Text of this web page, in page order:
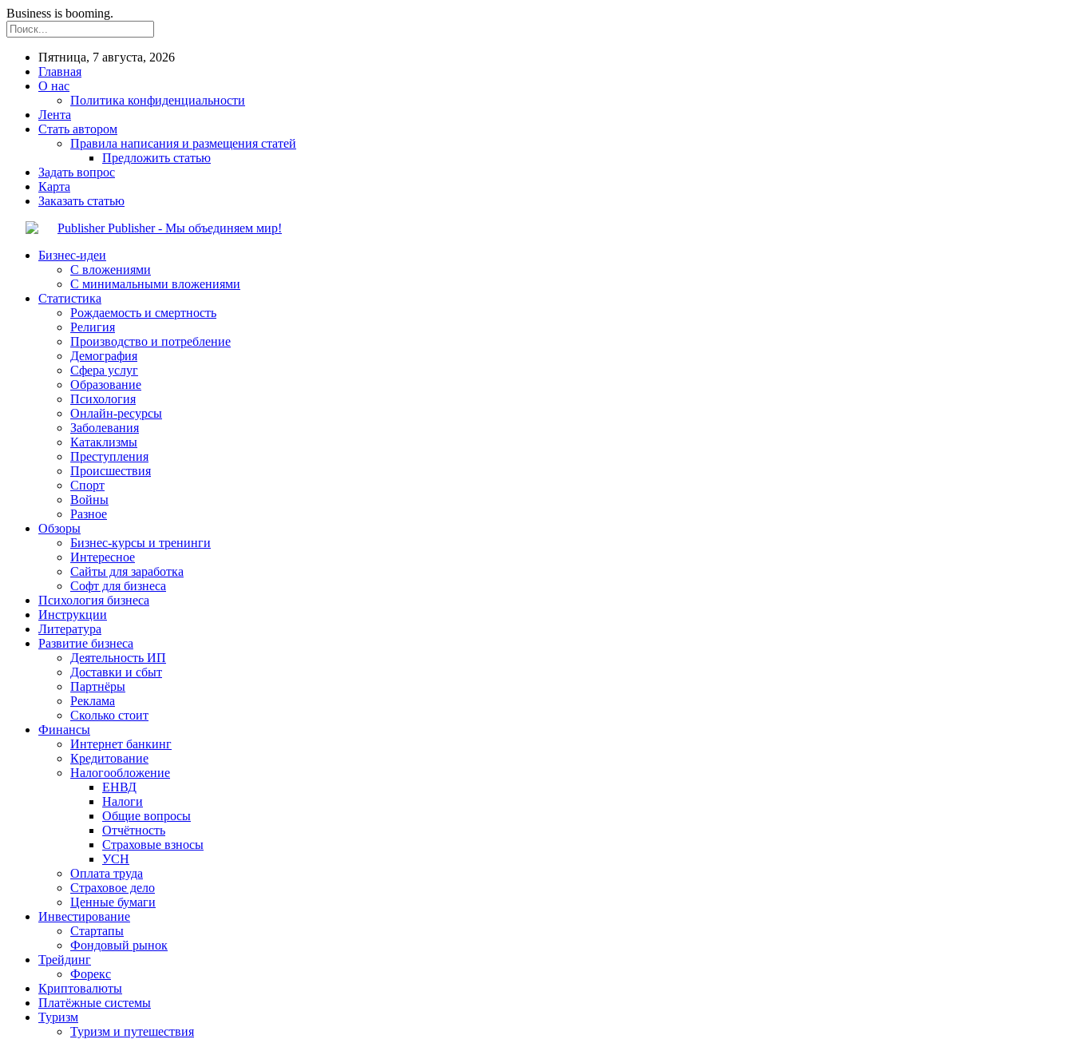
Business is booming.
Пятница, 7 августа, 2026
Главная
О нас
Политика конфиденциальности
Лента
Стать автором
Правила написания и размещения статей
Предложить статью
Задать вопрос
Карта
Заказать статью
Publisher - Мы объединяем мир!
Бизнес-идеи
С вложениями
С минимальными вложениями
Статистика
Рождаемость и смертность
Религия
Производство и потребление
Демография
Сфера услуг
Образование
Психология
Онлайн-ресурсы
Заболевания
Катаклизмы
Преступления
Происшествия
Спорт
Войны
Разное
Обзоры
Бизнес-курсы и тренинги
Интересное
Сайты для заработка
Софт для бизнеса
Психология бизнеса
Инструкции
Литература
Развитие бизнеса
Деятельность ИП
Доставки и сбыт
Партнёры
Реклама
Сколько стоит
Финансы
Интернет банкинг
Кредитование
Налогообложение
ЕНВД
Налоги
Общие вопросы
Отчётность
Страховые взносы
УСН
Оплата труда
Страховое дело
Ценные бумаги
Инвестирование
Стартапы
Фондовый рынок
Трейдинг
Форекс
Криптовалюты
Платёжные системы
Туризм
Туризм и путешествия